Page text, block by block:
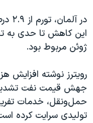
این کاهش تا حدی به
ژوئن مربوط بود.
رویترز نوشته افزایش
جهش قیمت نفت
حمل‌ونقل، خدمات
تولیدی سرایت کرده